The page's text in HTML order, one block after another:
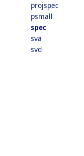
projspec
psmall
spec
sva
svd